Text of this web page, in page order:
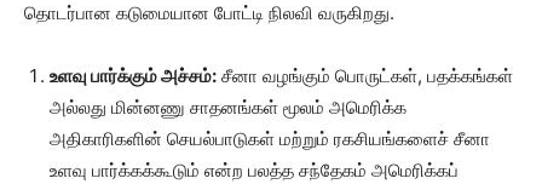
தொடர்பான கடுமையான போட்டி நிலவி வருகிறது.
உளவு பார்க்கும் அச்சம்: சீனா வழங்கும் பொருட்கள், பதக்கங்கள்
அல்லது மின்னணு சாதனங்கள் மூலம் அமெரிக்க
அதிகாரிகளின் செயல்பாடுகள் மற்றும் ரகசியங்களைச் சீனா
உளவு பார்க்கக்கூடும் என்ற பலத்த சந்தேகம் அமெரிக்கப்